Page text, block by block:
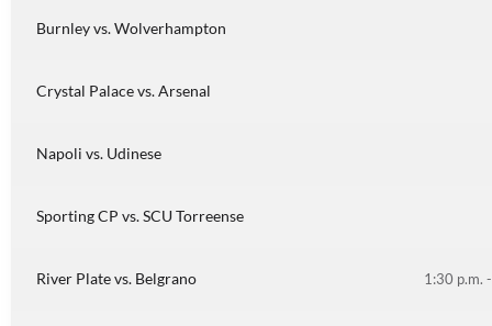
Burnley vs. Wolverhampton
Crystal Palace vs. Arsenal
Napoli vs. Udinese
Sporting CP vs. SCU Torreense
River Plate vs. Belgrano 1:30 p.m.